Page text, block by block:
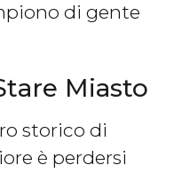
di gente
Miasto
storico di
è perdersi